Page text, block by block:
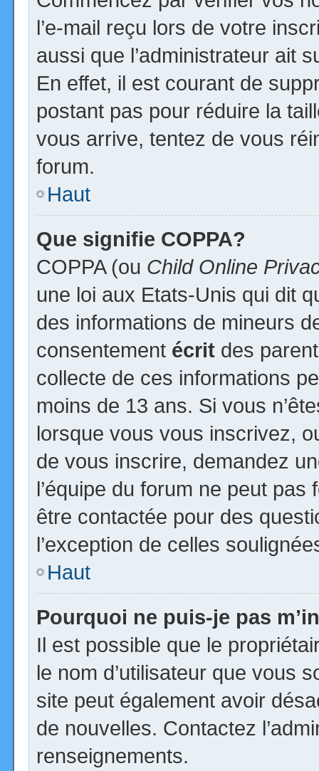
l’e-mail reçu lors de votre
aussi que l’administrateur ait
En effet, il est courant de
postant pas pour réduire la
vous arrive, tentez de vous
forum.
Haut
Que signifie COPPA?
COPPA (ou Child Online
une loi aux Etats-Unis qui dit
des informations de mineurs
consentement écrit des
collecte de ces informations
moins de 13 ans. Si vous
lorsque vous vous inscrivez,
de vous inscrire, demandez
l’équipe du forum ne peut
être contactée pour des
l’exception de celles
Haut
Pourquoi ne puis-je pas
Il est possible que le
le nom d’utilisateur que vous
site peut également avoir
de nouvelles. Contactez
renseignements.